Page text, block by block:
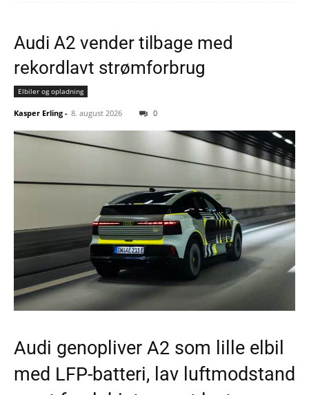
Audi A2 vender tilbage med
rekordlavt strømforbrug
Elbiler og opladning
Kasper Erling - 8. august 2026 0
Audi genopliver A2 som lille elbil
med LFP-batteri, lav luftmodstand